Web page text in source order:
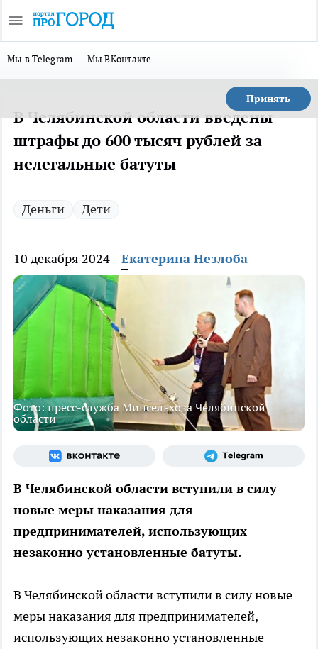
Мы в Telegram Мы ВКонтакте
Принять
В Челябинской области введены
штрафы до 600 тысяч рублей за
нелегальные батуты
Деньги Дети
10 декабря 2024 Екатерина Незлоба
Фото: пресс-служба Минсельхоза Челябинской
области
В Челябинской области вступили в силу
новые меры наказания для
предпринимателей, использующих
незаконно установленные батуты.
В Челябинской области вступили в силу новые
меры наказания для предпринимателей,
использующих незаконно установленные